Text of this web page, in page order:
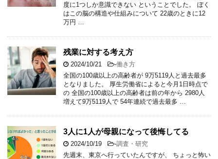
度に1つしか意識できない ということでした。 ぼく
はこの脳の構造や仕組みについて 22歳のときに12
万円 …
残業に対する考え方
2024/10/21 -働き方
全国の100歳以上の高齢者が 9万5119人と過去最多
となりました。 厚生労働省によると今月1日時点で
の 全国の100歳以上の高齢者は前の年から 2980人
増えて9万5119人で 54年連続で過去最多 …
3人に1人が母親になって後悔してる
2024/10/19 -調査・研究
先週末、東京へ行っていたんですが、 ちょっと怖い